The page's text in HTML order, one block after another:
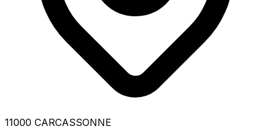
11000 CARCASSONNE